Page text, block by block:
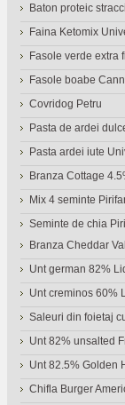
Baton proteic
Faina Ketomix
Fasole verde extra
Fasole boabe
Covridog Petru
Pasta de ardei
Pasta ardei iute
Branza Cottage
Mix 4 seminte
Seminte de chia
Branza Cheddar
Unt german 82%
Unt creminos 60%
Saleuri din foietaj
Unt 82% unsalted
Unt 82.5% Golden
Chifla Burger